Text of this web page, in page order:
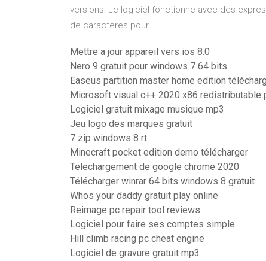
versions: Le logiciel fonctionne avec des
de caractères pour …
Mettre a jour appareil vers ios 8.0
Nero 9 gratuit pour windows 7 64 bits
Easeus partition master home edition
Microsoft visual c++ 2020 x86 redistributable
Logiciel gratuit mixage musique mp3
Jeu logo des marques gratuit
7 zip windows 8 rt
Minecraft pocket edition demo télécharger
Telechargement de google chrome 2020
Télécharger winrar 64 bits windows 8 gratuit
Whos your daddy gratuit play online
Reimage pc repair tool reviews
Logiciel pour faire ses comptes simple
Hill climb racing pc cheat engine
Logiciel de gravure gratuit mp3